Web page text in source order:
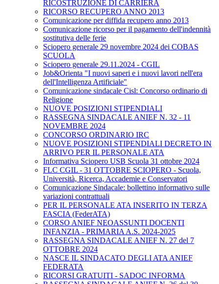
RICOSTRUZIONE DI CARRIERA
RICORSO RECUPERO ANNO 2013
Comunicazione per diffida recupero anno 2013
Comunicazione ricorso per il pagamento dell'indennità
sostitutiva delle ferie
Sciopero generale 29 novembre 2024 dei COBAS
SCUOLA
Sciopero generale 29.11.2024 - CGIL
Job&Orienta "I nuovi saperi e i nuovi lavori nell'era
dell'Intelligenza Artificiale"
Comunicazione sindacale Cisl: Concorso ordinario di
Religione
NUOVE POSIZIONI STIPENDIALI
RASSEGNA SINDACALE ANIEF N. 32 - 11
NOVEMBRE 2024
CONCORSO ORDINARIO IRC
NUOVE POSIZIONI STIPENDIALI DECRETO IN
ARRIVO PER IL PERSONALE ATA
Informativa Sciopero USB Scuola 31 ottobre 2024
FLC CGIL - 31 OTTOBRE SCIOPERO - Scuola,
Università, Ricerca, Accademie e Conservatori
Comunicazione Sindacale: bollettino informativo sulle
variazioni contrattuali
PER IL PERSONALE ATA INSERITO IN TERZA
FASCIA (FederATA)
CORSO ANIEF NEOASSUNTI DOCENTI
INFANZIA - PRIMARIA A.S. 2024-2025
RASSEGNA SINDACALE ANIEF N. 27 del 7
OTTOBRE 2024
NASCE IL SINDACATO DEGLI ATA ANIEF
FEDERATA
RICORSI GRATUITI - SADOC INFORMA